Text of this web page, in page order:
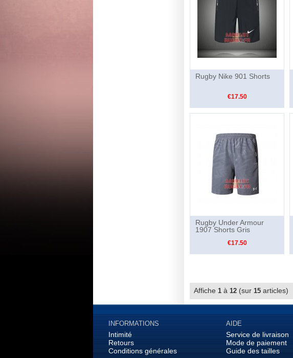
Rugby Nike 901 Shorts
€17.50
Rugby Under Armour
1907 Shorts Gris
€17.50
Affiche 1 à 12 (sur 15 articles)
INFORMATIONS
Intimité
Retours
Conditions générales
AIDE
Service de livraison
Mode de paiement
Guide des tailles